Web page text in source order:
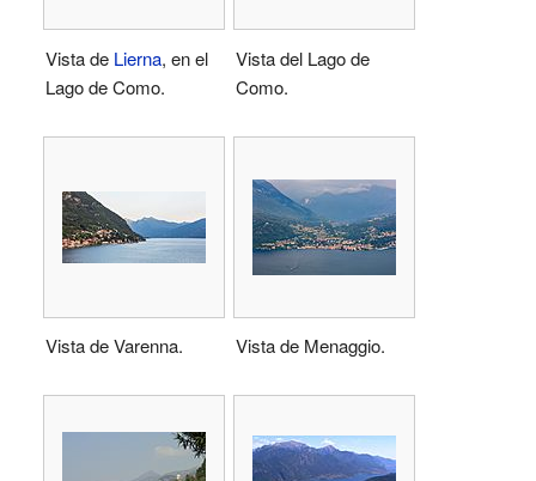
Vista de Lierna, en el
Lago de Como.
Vista del Lago de
Como.
Vista de Varenna. Vista de Menaggio.